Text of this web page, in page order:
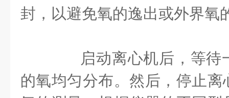
封，以避免氧的逸出或外界氧
启动离心机后，等待
的氧均匀分布。然后，停止